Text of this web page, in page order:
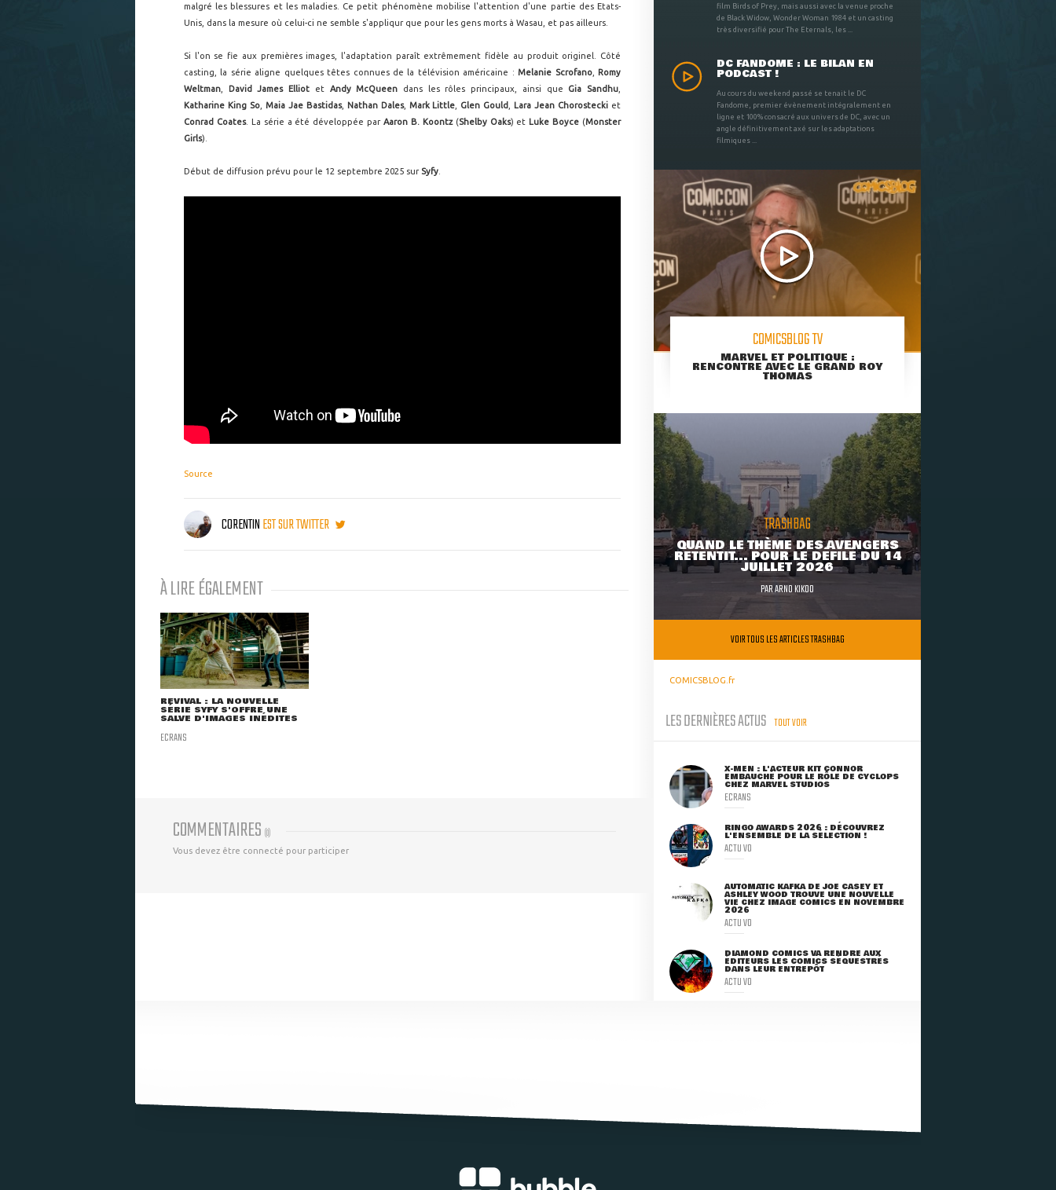
malgré les blessures et les maladies. Ce petit phénomène mobilise l'attention d'une partie des Etats-
Unis, dans la mesure où celui-ci ne semble s'appliqur que pour les gens morts à Wasau, et pas ailleurs.
Si l'on se fie aux premières images, l'adaptation paraît extrêmement fidèle au produit originel. Côté
casting, la série aligne quelques têtes connues de la télévision américaine :Melanie Scrofano,
Romy
Weltman
David James Elliot et Andy McQueen dans les rôles principaux, ainsi que Gia Sandhu
Katharine King So, Maia Jae Bastidas, Nathan Dales, Mark Little Glen Gould Lara Jean Chorostecki et
Conrad Coates. La série a été développée par Aaron B. Koontz(Shelby Oaks) et Luke Boyce (Monster
Girls).
Début de diffusion prévu pour le 12 septembre 2025 sur Syfy
Source
CORENTINEST SUR TWITTER
À LIRE ÉGALEMENT
REVIVAL : LA NOUVELLE
SÉRIE SYFY S'OFFRE UNE
SALVE D'IMAGES INÉDITES
ECRANS
COMMENTAIRES (0)
Vous devez être connecté pour participer
film Birds of Prey, mais aussi avec la venue proche
de Black Widow, Wonder Woman 1984 et un casting
très diversifié pour The Eternals, les ...
DC FANDOME : LE BILAN EN
PODCAST !
Au cours du weekend passé se tenait le DC
Fandome, premier évènement intégralement en
ligne et 100% consacré aux univers de DC, avec un
angle définitivement axé sur les adaptations
filmiques ...
COMICSBLOG TV
MARVEL ET POLITIQUE :
RENCONTRE AVEC LE GRAND ROY
THOMAS
TRASHBAG
QUAND LE THÈME DES AVENGERS
RETENTIT... POUR LE DÉFILÉ DU 14
JUILLET 2026
PARARNO KIKOO
VOIR TOUS LES ARTICLES TRASHBAG
COMICSBLOG.fr
LES DERNIÈRES ACTUS TOUT VOIR
X-MEN : L'ACTEUR KIT CONNOR
EMBAUCHÉ POUR LE RÔLE DE CYCLOPS
CHEZ MARVEL STUDIOS
ECRANS
RINGO AWARDS 2026 : DÉCOUVREZ
L'ENSEMBLE DE LA SÉLECTION !
ACTU VO
AUTOMATIC KAFKA DE JOE CASEY ET
ASHLEY WOOD TROUVE UNE NOUVELLE
VIE CHEZ IMAGE COMICS EN NOVEMBRE
2026
ACTU VO
DIAMOND COMICS VA RENDRE AUX
ÉDITEURS LES COMICS SÉQUESTRÉS
DANS LEUR ENTREPÔT
ACTU VO